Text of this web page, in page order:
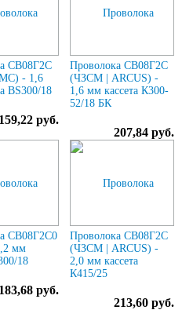
СВ08Г2С
- 1,6
BS300/18
159,22 руб.
Проволока СВ08Г2С
(ЧЗСМ | ARCUS) -
1,6 мм кассета К300-
52/18 БК
207,84 руб.
СВ08Г2С0
мм
18
183,68 руб.
Проволока СВ08Г2С
(ЧЗСМ | ARCUS) -
2,0 мм кассета
К415/25
213,60 руб.